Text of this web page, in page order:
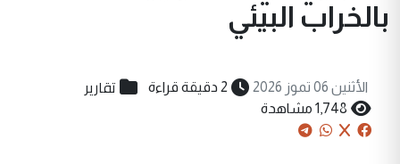
بالخراب البيئي
الأثنين 06 تموز 2026 2 دقيقة قراءة تقارير
1,748 مشاهدة